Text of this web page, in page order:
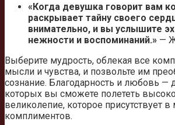
«Когда девушка говорит вам
раскрывает тайну своего
внимательно, и вы услышите
нежности и воспоминаний.» —
Выберите мудрость, облекая все
мысли и чувства, и позвольте им
сознание. Благодарность и любовь —
которых вы сможете полететь
великолепие, которое присутствует в
комплиментов.